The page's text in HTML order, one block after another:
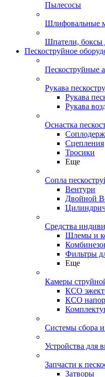
Пылесосы
Шлифовальные
Шпатели, боксы
Пескоструйное
Пескоструйные
Рукава
Рукава
Рукава
Оснастка
Сцепления
Тросики
Еще
Сопла
Вентури
Двойной
Средства
Шлемы и
Фильтры
Еще
Камеры
КСО
КСО
Системы сбора и
Устройства для
Запчасти к
Затворы